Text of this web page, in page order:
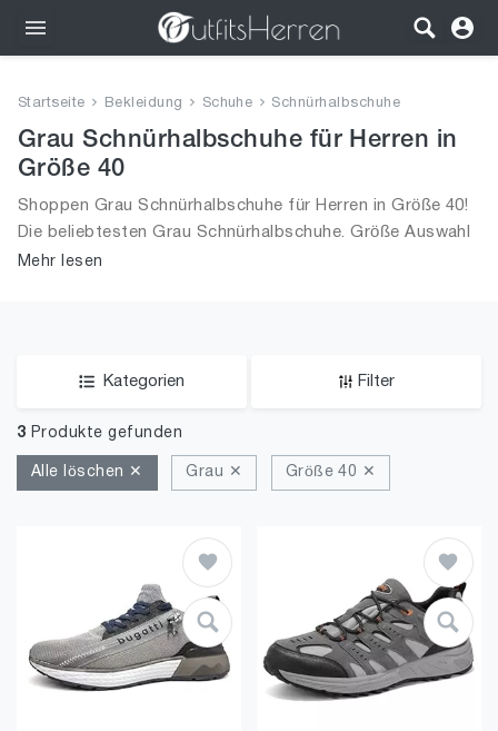
Bekleidung
Schuhe
Startseite Bekleidung Schuhe Schnürhalbschuhe
Grau Schnürhalbschuhe für Herren in
Größe 40
Shoppen Grau Schnürhalbschuhe für Herren in Größe 40!
Die beliebtesten Grau Schnürhalbschuhe. Größe Auswahl
an Grau Schnürhalbschuhe in Größe 40 und alle Trends
Mehr lesen
Kategorien Filter
3 Produkte gefunden
Alle löschen ✕ Grau ✕ Größe 40 ✕